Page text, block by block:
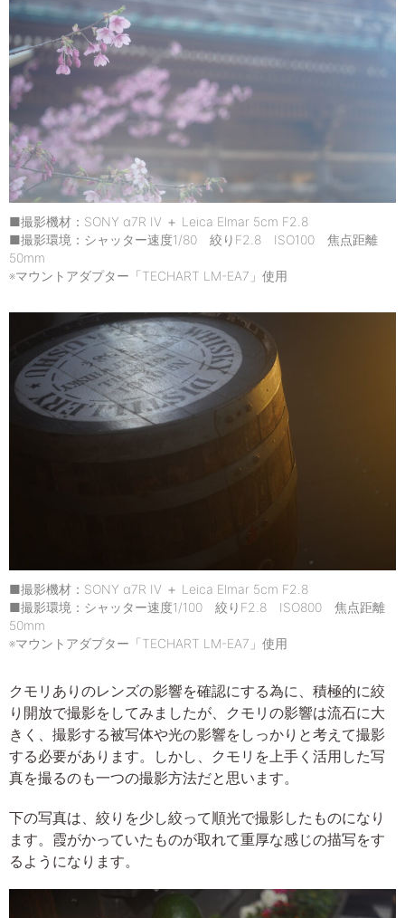
■撮影機材：SONY α7R IV ＋ Leica Elmar 5cm F2.8
■撮影環境：シャッター速度1/80 絞りF2.8 ISO100 焦点距離
50mm
※マウントアダプター「TECHART LM-EA7」使用
■撮影機材：SONY α7R IV ＋ Leica Elmar 5cm F2.8
■撮影環境：シャッター速度1/100 絞りF2.8 ISO800 焦点距離
50mm
※マウントアダプター「TECHART LM-EA7」使用
クモリありのレンズの影響を確認にする為に、積極的に絞
り開放で撮影をしてみましたが、クモリの影響は流石に大
きく、撮影する被写体や光の影響をしっかりと考えて撮影
する必要があります。しかし、クモリを上手く活用した写
真を撮るのも一つの撮影方法だと思います。
下の写真は、絞りを少し絞って順光で撮影したものになり
ます。霞がかっていたものが取れて重厚な感じの描写をす
るようになります。